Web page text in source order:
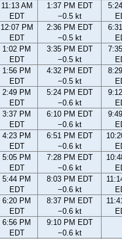
11:13 AM
EDT
1:37 PM EDT
−0.5 kt
12:07 PM
EDT
2:36 PM EDT
−0.5 kt
1:02 PM
EDT
3:35 PM EDT
−0.5 kt
1:56 PM
EDT
4:32 PM EDT
−0.5 kt
2:49 PM
EDT
5:24 PM EDT
−0.6 kt
3:37 PM
EDT
6:10 PM EDT
−0.6 kt
4:23 PM
EDT
6:51 PM EDT
−0.6 kt
5:05 PM
EDT
7:28 PM EDT
−0.6 kt
5:44 PM
EDT
8:03 PM EDT
−0.6 kt
6:20 PM
EDT
8:37 PM EDT
−0.6 kt
6:56 PM
EDT
9:10 PM EDT
−0.6 kt